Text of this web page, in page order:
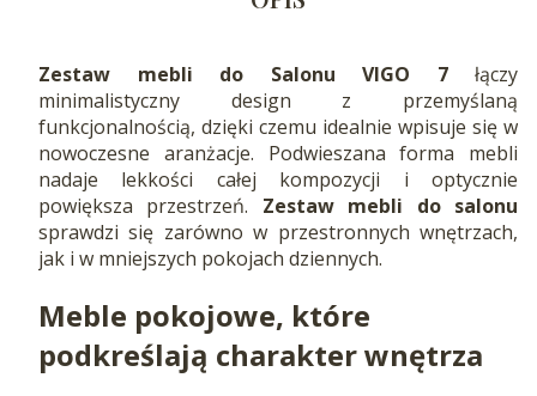
Zestaw mebli do Salonu VIGO 7łączy
minimalistyczny design z przemyślaną
funkcjonalnością, dzięki czemu idealnie wpisuje się w
nowoczesne aranżacje. Podwieszana forma mebli
nadaje lekkości całej kompozycji i optycznie
powiększa przestrzeń. Zestaw mebli do salonu
sprawdzi się zarówno w przestronnych wnętrzach,
jak i w mniejszych pokojach dziennych.
Meble pokojowe, które
podkreślają charakter wnętrza